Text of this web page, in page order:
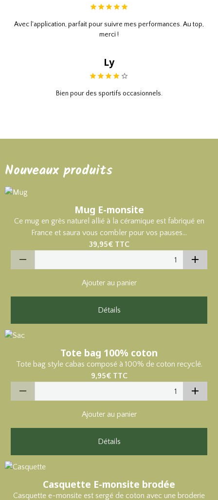
Avec l'application, parfait pour suivre mes performances. Au top,
merci !
Ly
Bien pour des sportifs occasionnels.
Nouveaux produits
Mug E-monsite
Ce mug en grès naturel allié à la céramique est fabriqué en
France et saura vous combler pour vos pauses...
39,95€ TTC
Ajouter au panier
Détails
Tote bag 100% coton
Tote bag style cabas composé à 100% de coton recyclé.
9,95€ TTC
Ajouter au panier
Détails
Casquette E-monsite brodée
Casquette e-monsite est sergé de coton avec une broderie